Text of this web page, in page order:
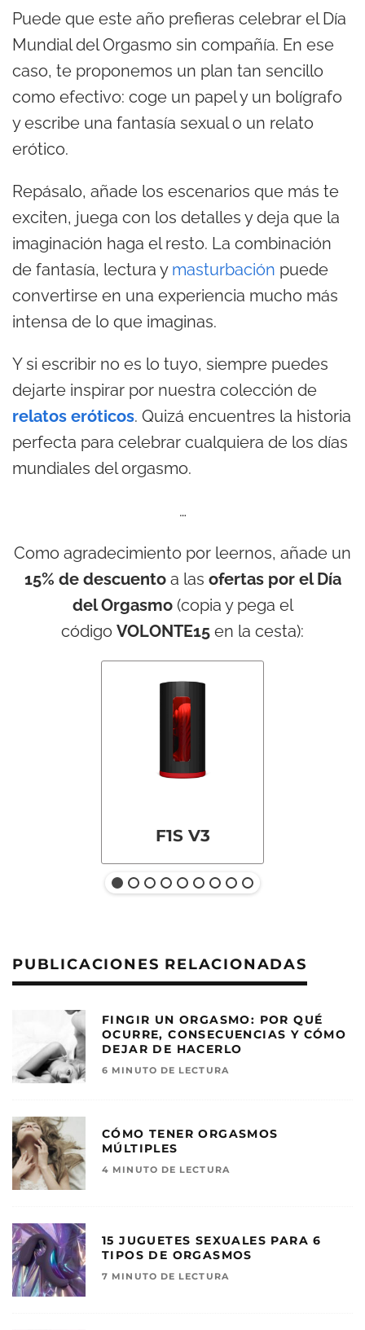
Puede que este año prefieras celebrar el Día
Mundial del Orgasmo sin compañía. En ese
caso, te proponemos un plan tan sencillo
como efectivo: coge un papel y un bolígrafo
y escribe una fantasía sexual o un relato
erótico.
Repásalo, añade los escenarios que más te
exciten, juega con los detalles y deja que la
imaginación haga el resto. La combinación
de fantasía, lectura y masturbación puede
convertirse en una experiencia mucho más
intensa de lo que imaginas.
Y si escribir no es lo tuyo, siempre puedes
dejarte inspirar por nuestra colección de
relatos eróticos. Quizá encuentres la historia
perfecta para celebrar cualquiera de los días
mundiales del orgasmo.
…
Como agradecimiento por leernos, añade un
15% de descuentoa las ofertas por el Día
del Orgasmo(copia y pega el
código VOLONTE15 en la cesta):
F1S V3
PUBLICACIONES RELACIONADAS
FINGIR UN ORGASMO: POR QUÉ
OCURRE, CONSECUENCIAS Y CÓMO
DEJAR DE HACERLO
6 MINUTO DE LECTURA
CÓMO TENER ORGASMOS
MÚLTIPLES
4 MINUTO DE LECTURA
15 JUGUETES SEXUALES PARA 6
TIPOS DE ORGASMOS
7 MINUTO DE LECTURA